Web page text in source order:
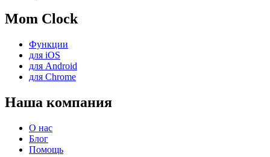
Mom Clock
Функции
для iOS
для Android
для Chrome
Наша компания
О нас
Блог
Помощь